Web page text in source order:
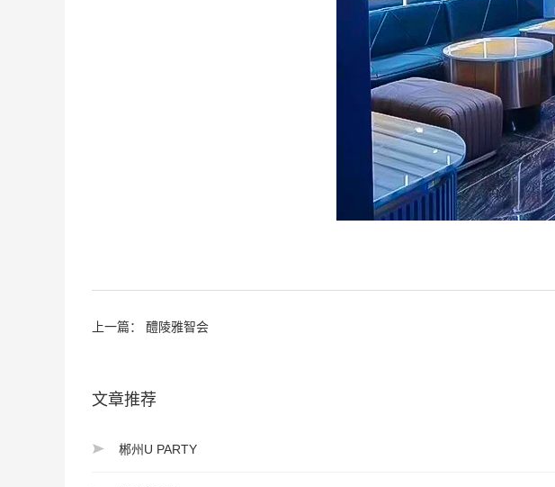
上一篇： 醴陵雅智会
文章推荐
郴州U PARTY